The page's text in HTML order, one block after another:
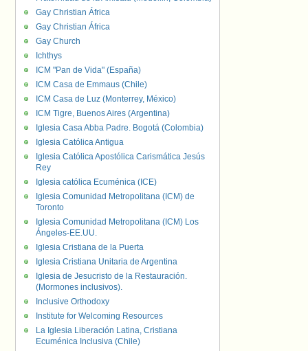
Gay Christian África
Gay Christian África
Gay Church
Ichthys
ICM "Pan de Vida" (España)
ICM Casa de Emmaus (Chile)
ICM Casa de Luz (Monterrey, México)
ICM Tigre, Buenos Aires (Argentina)
Iglesia Casa Abba Padre. Bogotá (Colombia)
Iglesia Católica Antigua
Iglesia Católica Apostólica Carismática Jesús
Rey
Iglesia católica Ecuménica (ICE)
Iglesia Comunidad Metropolitana (ICM) de
Toronto
Iglesia Comunidad Metropolitana (ICM) Los
Ángeles-EE.UU.
Iglesia Cristiana de la Puerta
Iglesia Cristiana Unitaria de Argentina
Iglesia de Jesucristo de la Restauración.
(Mormones inclusivos).
Inclusive Orthodoxy
Institute for Welcoming Resources
La Iglesia Liberación Latina, Cristiana
Ecuménica Inclusiva (Chile)